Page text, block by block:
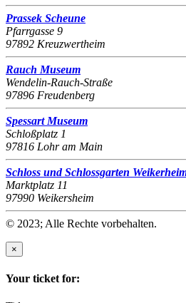
Prassek Scheune
Pfarrgasse 9
97892 Kreuzwertheim
Rauch Museum
Wendelin-Rauch-Straße
97896 Freudenberg
Spessart Museum
Schloßplatz 1
97816 Lohr am Main
Schloss und Schlossgarten
Marktplatz 11
97990 Weikersheim
© 2023; Alle Rechte vorbehalten.
×
Your ticket for: